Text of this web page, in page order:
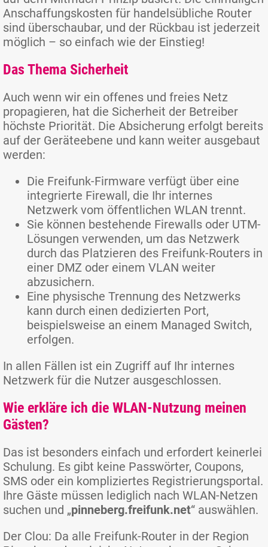
Anschaffungskosten für handelsübliche Router
sind überschaubar, und der Rückbau ist jederzeit
möglich – so einfach wie der Einstieg!
Das Thema Sicherheit
Auch wenn wir ein offenes und freies Netz
propagieren, hat die Sicherheit der Betreiber
höchste Priorität. Die Absicherung erfolgt bereits
auf der Geräteebene und kann weiter ausgebaut
werden:
Die Freifunk-Firmware verfügt über eine
integrierte Firewall, die Ihr internes
Netzwerk vom öffentlichen WLAN trennt.
Sie können bestehende Firewalls oder UTM-
Lösungen verwenden, um das Netzwerk
durch das Platzieren des Freifunk-Routers in
einer DMZ oder einem VLAN weiter
abzusichern.
Eine physische Trennung des Netzwerks
kann durch einen dedizierten Port,
beispielsweise an einem Managed Switch,
erfolgen.
In allen Fällen ist ein Zugriff auf Ihr internes
Netzwerk für die Nutzer ausgeschlossen.
Wie erkläre ich die WLAN-Nutzung meinen
Gästen?
Das ist besonders einfach und erfordert keinerlei
Schulung. Es gibt keine Passwörter, Coupons,
SMS oder ein kompliziertes Registrierungsportal.
Ihre Gäste müssen lediglich nach WLAN-Netzen
suchen und „pinneberg.freifunk.net“ auswählen.
Der Clou: Da alle Freifunk-Router in der Region